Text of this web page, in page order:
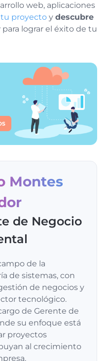
web, aplicaciones
proyecto y descubre
para lograr el éxito de tu
Montes
de Negocio
de la
de sistemas, con
de negocios y
tecnológico.
de Gerente de
su enfoque está
proyectos
al crecimiento